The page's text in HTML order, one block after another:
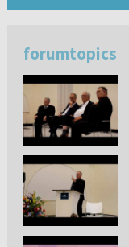
forumtopics